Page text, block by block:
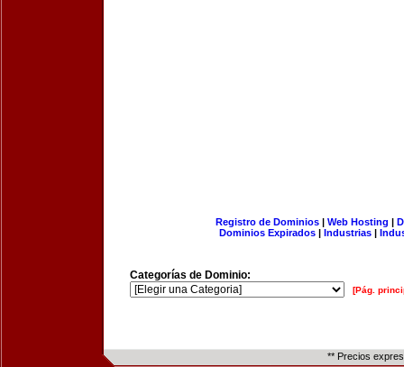
Registro de Dominios| Web Hosting |
Dominios Expirados | Industrias |
Categorías de Dominio:
[Pág.
** Precios